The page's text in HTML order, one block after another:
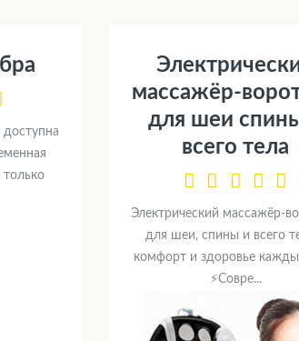
массажёр-
для шеи
всего тела
Электрический массажёр-
для шеи, спины и всего
комфорт и здоровье
⚡Совре...